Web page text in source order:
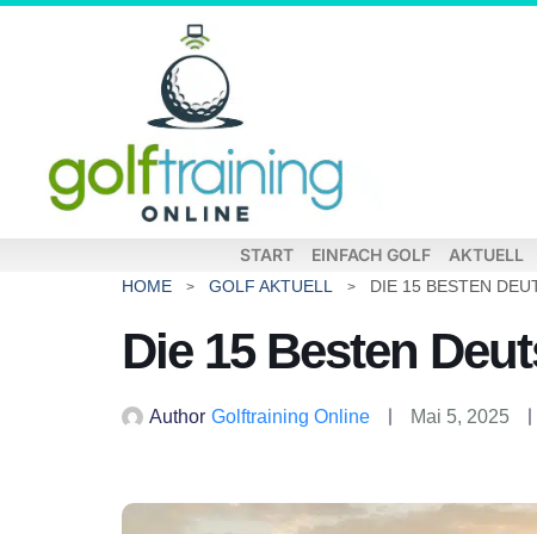
START EINFACH GOLF AKTUELL
HOME GOLF AKTUELL DIE 15 BESTEN
Die 15 Besten
Author Golftraining Online Mai 5, 2025